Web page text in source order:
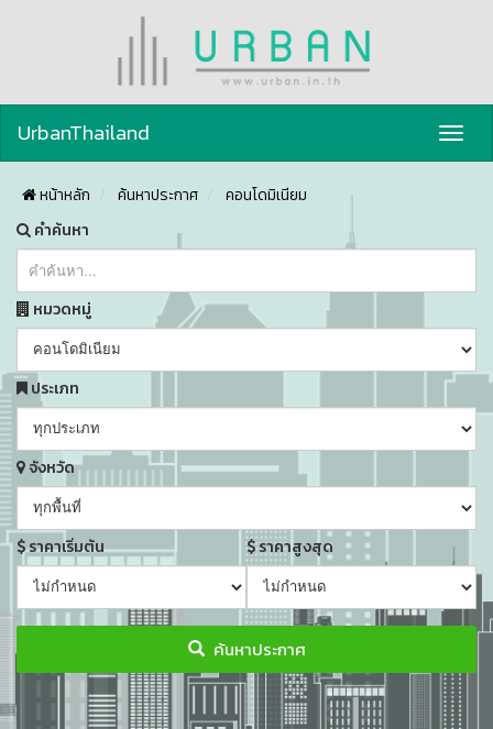
UrbanThailand
หน้าหลัก ค้นหาประกาศ
คอนโดมิเนียม
คำค้นหา
หมวดหมู่
ประเภท
จังหวัด
ราคาเริ่มต้น ราคาสูงสุด
ค้นหาประกาศ